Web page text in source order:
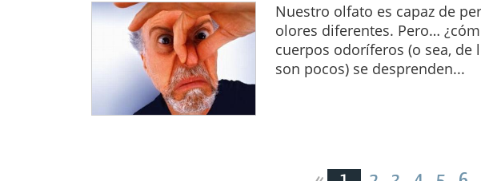
Nuestro olfato es capaz de
olores diferentes. Pero…
cuerpos odoríferos (o sea,
son pocos) se desprenden...